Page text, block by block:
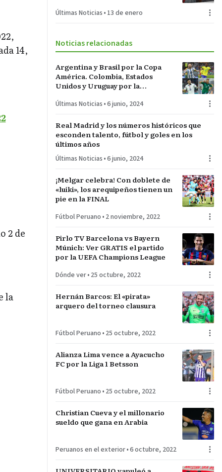
14,
2 de
la
FEDERACIÓN PERUANA de
Últimas Noticias • 13 de enero
Noticias relacionadas
Argentina y Brasil por la Copa
América. Colombia, Estados
Unidos y Uruguay por la
pelea…
Últimas Noticias •6 junio, 2024
Real Madrid y los números históricos que
esconden talento, fútbol y goles en los
últimos años
Últimas Noticias •6 junio, 2024
¡Melgar celebra! Con doblete de
«luiki», los arequipeños tienen un
pie en la FINAL
Fútbol Peruano • 2 noviembre, 2022
Pirlo TV Barcelona vs Bayern
Múnich: Ver GRATIS el partido
por la UEFA Champions League
Dónde ver• 25 octubre, 2022
Hernán Barcos: El «pirata»
arquero del torneo clausura
Fútbol Peruano • 25 octubre, 2022
Alianza Lima vence a Ayacucho
FC por la Liga 1 Betsson
Fútbol Peruano • 25 octubre, 2022
Christian Cueva y el millonario
sueldo que gana en Arabia
Peruanos en el exterior•6 octubre, 2022